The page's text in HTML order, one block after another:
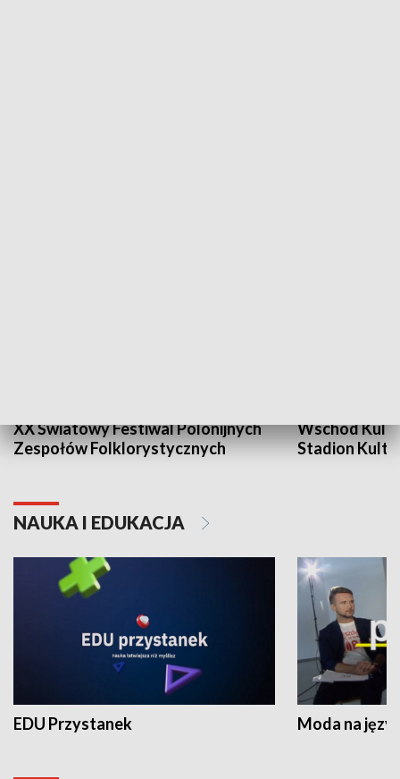
XX Światowy Festiwal Polonijnych
Zespołów Folklorystycznych
Wschód
Stadion
NAUKA I EDUKACJA
EDU Przystanek Moda na